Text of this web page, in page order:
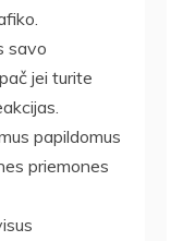
savo
jei turite
papildomus
priemones